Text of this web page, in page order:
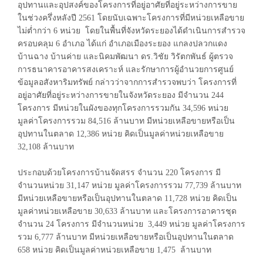
อุปทานและอุปสงค์ของโครงการที่อยู่อาศัยที่อยู่ระหว่างการขาย
ในช่วงครึ่งหลังปี 2561 โดยนับเฉพาะโครงการที่มีหน่วยเหลือขาย
ไม่ต่ำกว่า 6 หน่วย โดยในพื้นที่จังหวัดระยองได้ดำเนินการสำรวจ
ครอบคลุม 6 อำเภอ ได้แก่ อำเภอเมืองระยอง แกลงปลวกแดง
บ้านฉาง บ้านค่าย และนิคมพัฒนา ดร.วิชัย วิรัตกพันธ์ ผู้ตรวจ
การธนาคารอาคารสงเคราะห์ และรักษาการผู้อำนวยการศูนย์
ข้อมูลอสังหาริมทรัพย์ กล่าวว่าจากการสำรวจพบว่า โครงการที่
อยู่อาศัยที่อยู่ระหว่างการขายในจังหวัดระยอง มีจำนวน 244
โครงการ มีหน่วยในผังของทุกโครงการรวมกัน 34,596 หน่วย
มูลค่าโครงการรวม 84,516 ล้านบาท มีหน่วยเหลือขายหรือเป็น
อุปทานในตลาด 12,386 หน่วย คิดเป็นมูลค่าหน่วยเหลือขาย
32,108 ล้านบาท
ประกอบด้วยโครงการบ้านจัดสรร จำนวน 220 โครงการ มี
จำนวนหน่วย 31,147 หน่วย มูลค่าโครงการรวม 77,739 ล้านบาท
มีหน่วยเหลือขายหรือเป็นอุปทานในตลาด 11,728 หน่วย คิดเป็น
มูลค่าหน่วยเหลือขาย 30,633 ล้านบาท และโครงการอาคารชุด
จำนวน 24 โครงการ มีจำนวนหน่วย 3,449 หน่วย มูลค่าโครงการ
รวม 6,777 ล้านบาท มีหน่วยเหลือขายหรือเป็นอุปทานในตลาด
658 หน่วย คิดเป็นมูลค่าหน่วยเหลือขาย 1,475 ล้านบาท